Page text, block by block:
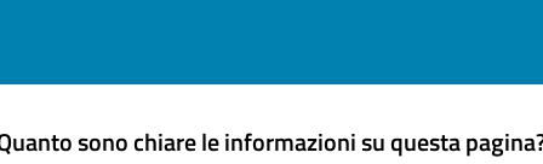
sono chiare le informazioni su questa